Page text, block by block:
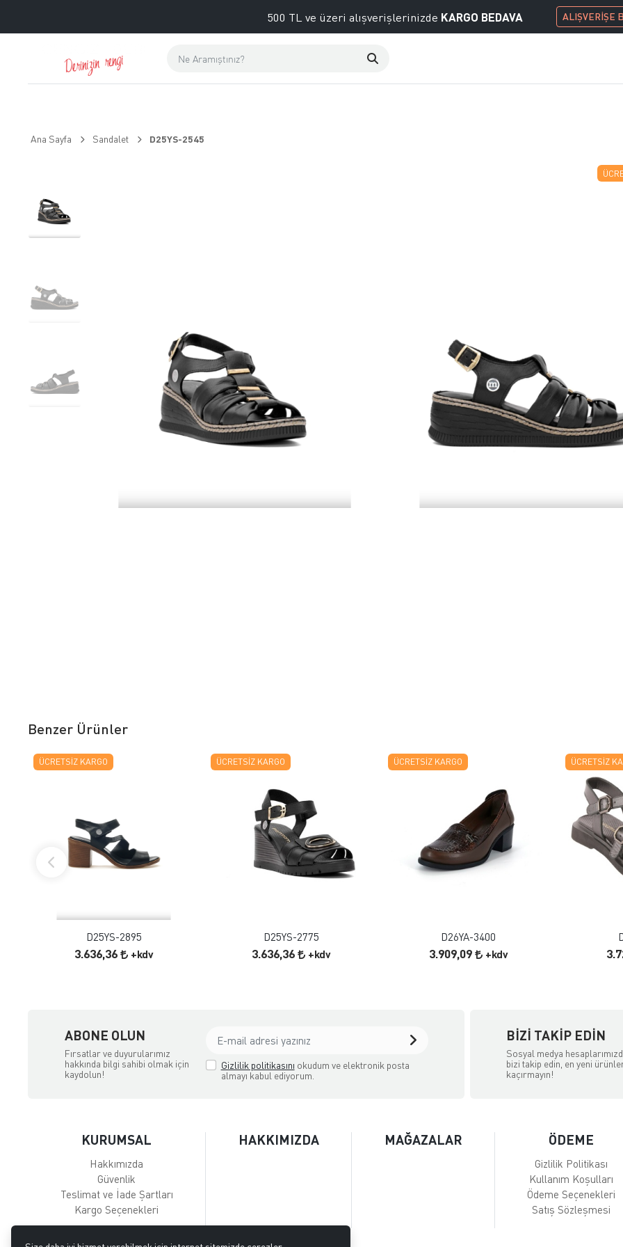
500 TL ve üzeri alışverişlerinizde KARGO BEDAVA ALIŞVERİŞE
Ana Sayfa Sandalet D25YS-2545
Benzer Ürünler
ÜCRETSIZ KARGO
D25YS-2895
3.636,36 +kdv
FAVORILERE EKLE
ÜCRETSIZ KARGO
D25YS-2775
3.636,36 +kdv
FAVORILERE EKLE
ÜCRETSIZ KARGO
D26YA-3400
3.909,09 +kdv
ÜCRETSIZ
ABONE OLUN
Fırsatlar ve duyurularımız
hakkında bilgi sahibi olmak için
kaydolun!
Gizlilik politikasını okudum ve elektronik posta
almayı kabul ediyorum.
BIZI TAKIP EDIN
Sosyal medya
bizi takip edin, en yeni
kaçırmayın!
KURUMSAL
Hakkımızda
Güvenlik
Teslimat ve İade Şartları
Kargo Seçenekleri
HAKKIMIZDA MAĞAZALAR ÖDEME
Gizlilik Politikası
Kullanım Koşulları
Ödeme Seçenekleri
Satış Sözleşmesi